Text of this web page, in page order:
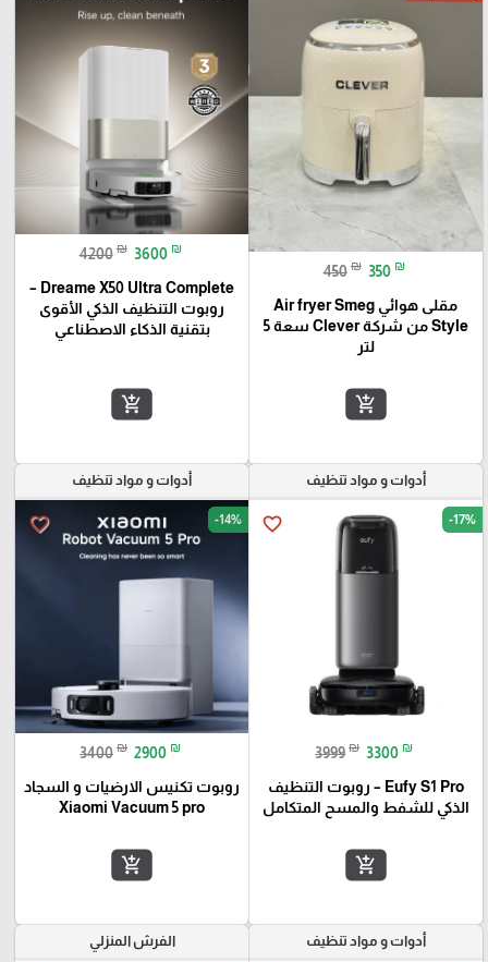
450 ₪ 350 ₪
مقلى هوائي Air fryer Smeg
Style من شركة Clever سعة 5
لتر
add_shopping_cart
4200 ₪ 3600 ₪
Dreame X50 Ultra Complete –
روبوت التنظيف الذكي الأقوى
بتقنية الذكاء الاصطناعي
add_shopping_cart
أدوات و مواد تنظيف
favorite_border -17%
3999 ₪ 3300 ₪
Eufy S1 Pro – روبوت التنظيف
الذكي للشفط والمسح المتكامل
add_shopping_cart
أدوات و مواد تنظيف
favorite_border -14%
3400 ₪ 2900 ₪
روبوت تكنيس الارضيات و السجاد
Xiaomi Vacuum 5 pro
add_shopping_cart
أدوات و مواد تنظيف الفرش المنزلي